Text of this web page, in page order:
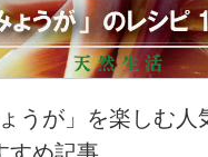
うが」を楽しむ人
すめ記事